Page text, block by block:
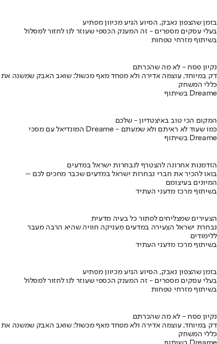
בזמן שהצפון נאבק, הסיוע הגיע מכיוון מפתיע
בעלי עסקים מספרים - זה המענק הכספי שעוזר לנו לחזור למסלול
בשיתוף מזרחי טפחות
נקיון פסח - לא מה שהכרתם
דק במיוחד, עוצמה אדירה ולא מפחד מאף מכשול: שואב האבק שמשנה את
כללי המשחק
בשיתוף Dreame
המקום הכי טוב באיצטדיון - שלכם
המונדיאל עם מסכי Dreame - כמו שעוד לא ראיתם ולא שמעתם
בשיתוף Dreame
הזדמנות אחרונה להצטרף לנבחרות ישראל במדעים
בואו להכיר את חברי נבחרות ישראל במדעים שכבר מחכים לכם –
המיונים בעיצומם
בשיתוף מרכז מדעני העתיד
הצעירים שמצליחים לפתור כל בעיה מדעית
נבחרת ישראל הצעירה במדעים מעניקה חוויה שהיא הרבה מעבר
ללימודים
בשיתוף מרכז מדעני העתיד
בזמן שהצפון נאבק, הסיוע הגיע מכיוון מפתיע
בעלי עסקים מספרים - זה המענק הכספי שעוזר לנו לחזור למסלול
בשיתוף מזרחי טפחות
נקיון פסח - לא מה שהכרתם
דק במיוחד, עוצמה אדירה ולא מפחד מאף מכשול: שואב האבק שמשנה את
כללי המשחק